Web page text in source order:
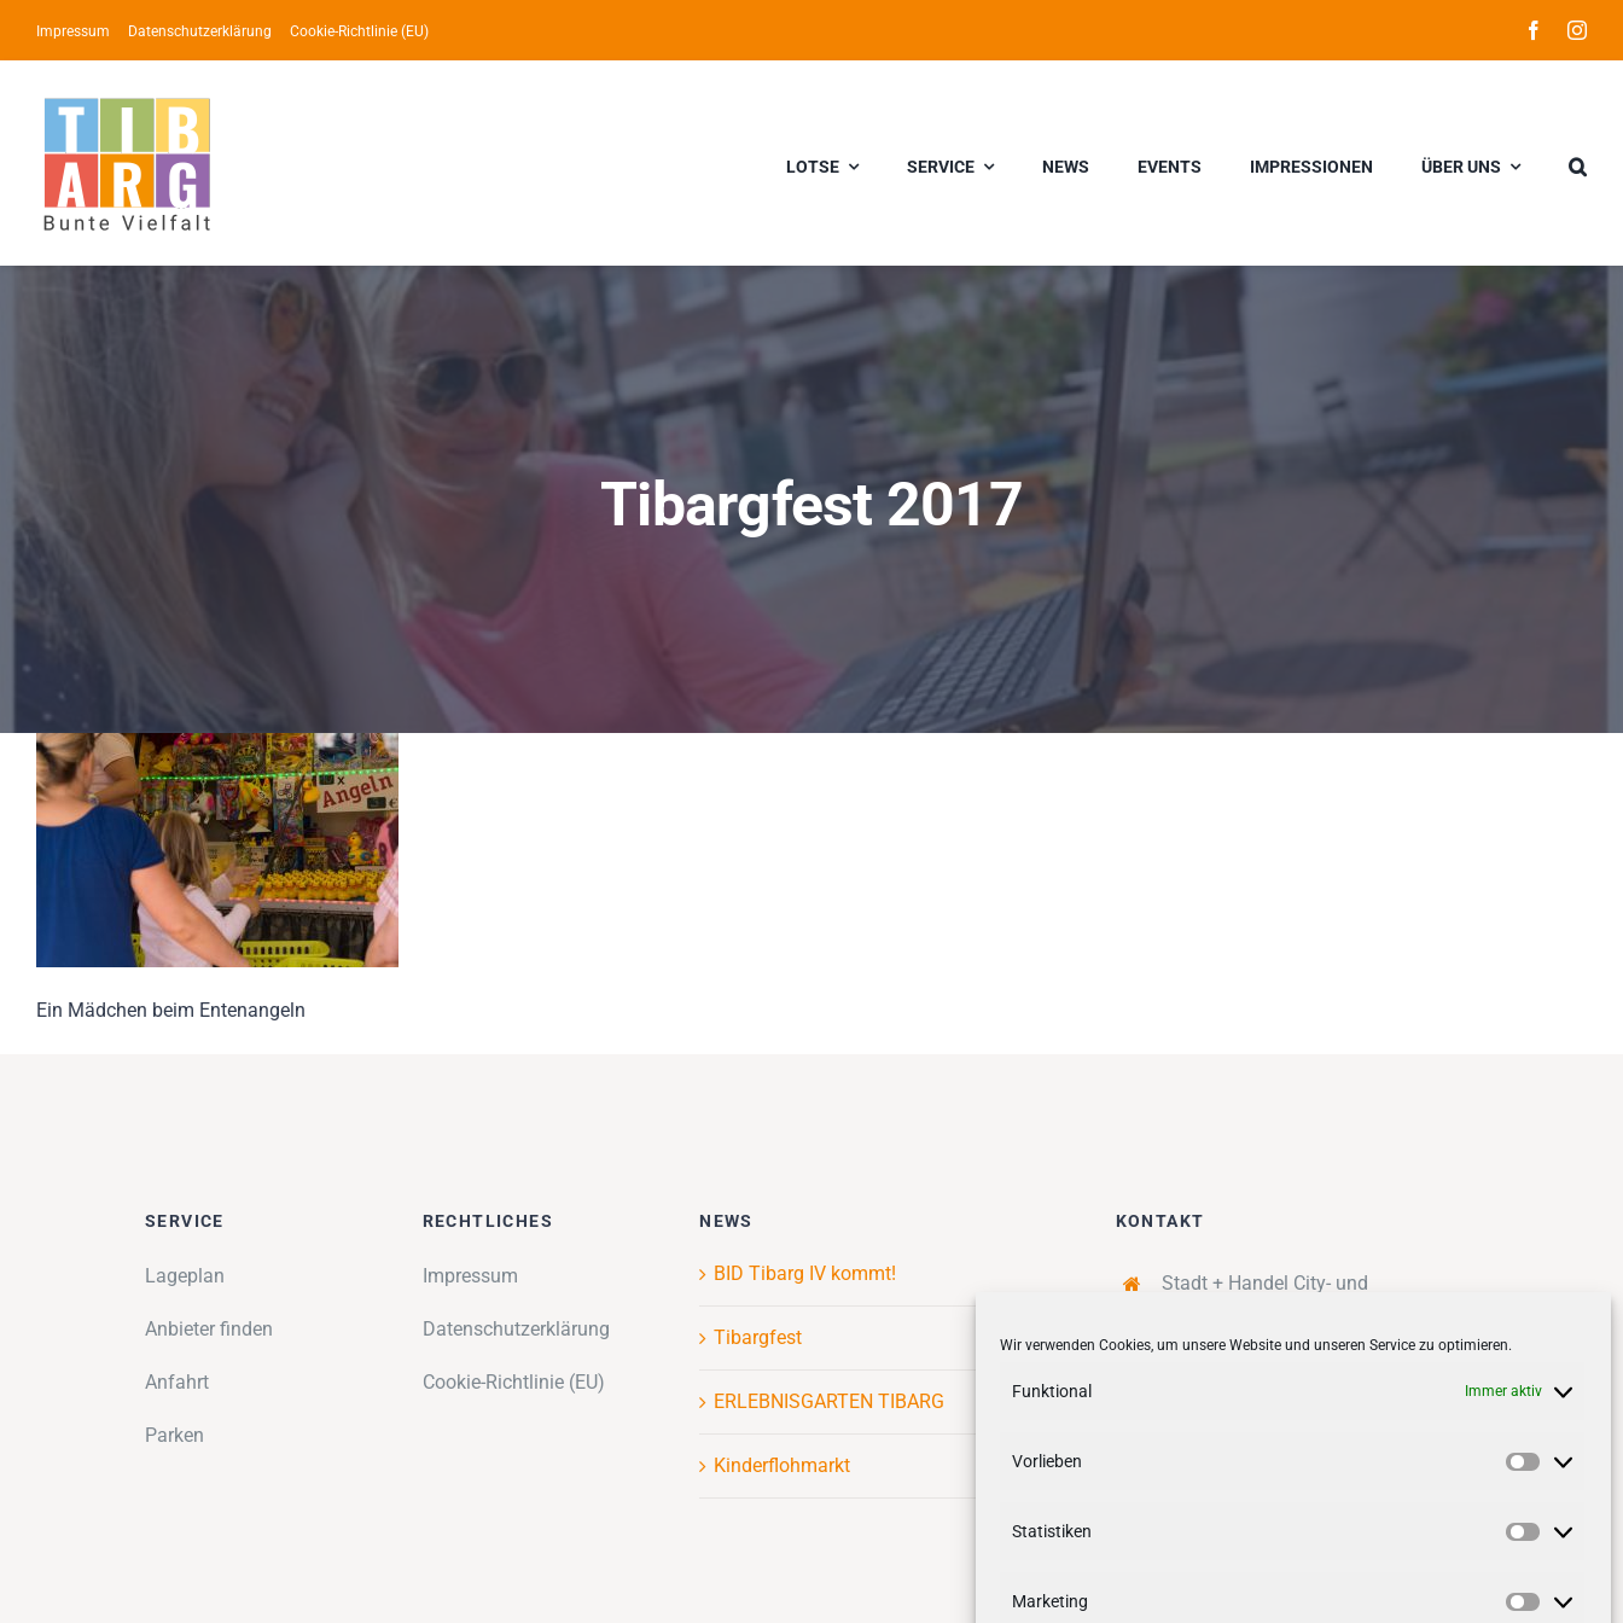
Wir verwenden Cookies, um unsere Website und unseren Service zu optimieren.
Funktional Immer aktiv
Vorlieben
Statistiken
Marketing
Inhalt
springen
Impressum Datenschutzerklärung Cookie-Richtlinie (EU)
LOTSE SERVICE NEWS EVENTS IMPRESSIONEN ÜBER UNS
Tibargfest 2017
Ein Mädchen beim Entenangeln
SERVICE
Lageplan
Anbieter finden
Anfahrt
Parken
RECHTLICHES
Impressum
Datenschutzerklärung
Cookie-Richtlinie (EU)
NEWS
BID Tibarg IV kommt!
Tibargfest
ERLEBNISGARTEN TIBARG
Kinderflohmarkt
KONTAKT
Stadt + Handel City- und
Quartiersmanagement